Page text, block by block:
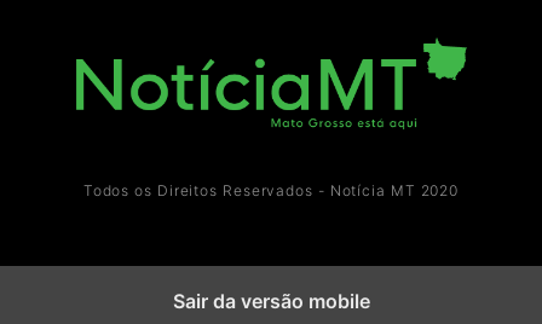
Todos os Direitos Reservados - Notícia MT 2020
Sair da versão mobile